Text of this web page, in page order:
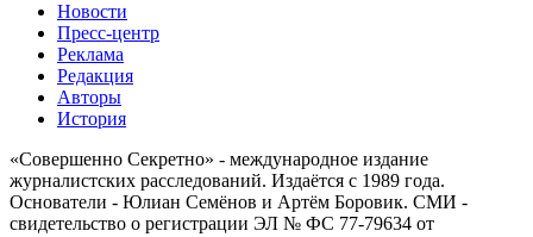
Новости
Пресс-центр
Реклама
Редакция
Авторы
История
«Совершенно Секретно» - международное издание
журналистских расследований. Издаётся с 1989 года.
Основатели - Юлиан Семёнов и Артём Боровик. CМИ -
свидетельство о регистрации ЭЛ № ФС 77-79634 от